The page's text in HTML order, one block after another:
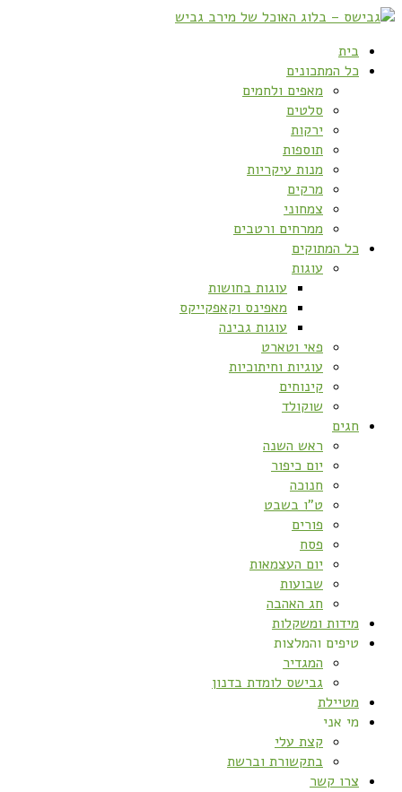
בית
כל המתכונים
מאפים ולחמים
סלטים
ירקות
תוספות
מנות עיקריות
מרקים
צמחוני
ממרחים ורטבים
כל המתוקים
עוגות
עוגות בחושות
מאפינס וקאפקייקס
עוגות גבינה
פאי וטארט
עוגיות וחיתוכיות
קינוחים
שוקולד
חגים
ראש השנה
יום כיפור
חנוכה
ט”ו בשבט
פורים
פסח
יום העצמאות
שבועות
חג האהבה
מידות ומשקלות
טיפים והמלצות
המגדיר
גבישס לומדת בדנון
מטיילת
מי אני
קצת עלי
בתקשורת וברשת
צרו קשר